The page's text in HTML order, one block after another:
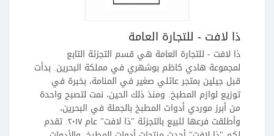
ذا لافت - للتجارة العامة
ذا لافت - للتجارة العامة هي قسم التجزئة التابع
لمجموعة هادي كاظم بوشهري في مملكة البحرين. بدأت
قبل جيلين بمتجر عائلي صغير في المنامة، بخبرة في
توزيع لوازم المطبخ. ومنذ ذلك الحين، نمت لتصبح واحدة
من أبرز موردي أدوات المطبخ بالجملة في البحرين،
وأطلقت فرعها للبيع بالتجزئة "ذا لافت" عام ٢٠١٧. تقدم